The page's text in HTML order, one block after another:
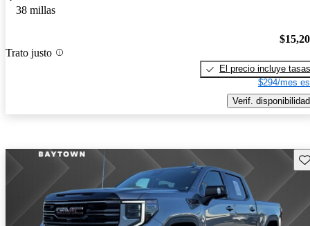
38 millas
Trato justo
El precio incluye tasas
$294/mes
Verif. disponibilidad